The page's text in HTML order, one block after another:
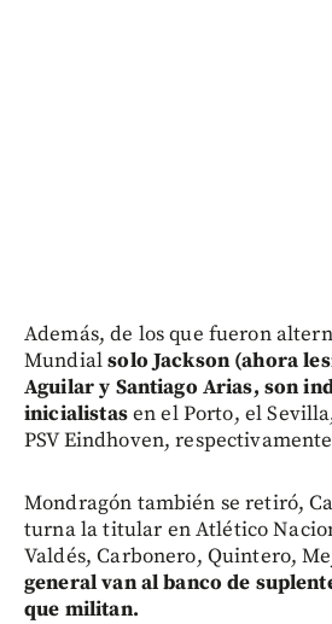
Además, de los que fueron
Mundialsolo Jackson (ahora
Aguilar y Santiago Arias, son
inicialistasen el Porto, el
PSV Eindhoven,
Mondragón también se retiró,
turna la titular en Atlético
Valdés, Carbonero, Quintero,
general van al banco de
que militan.